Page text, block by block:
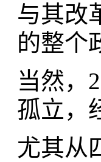
与其改
的整个
当然，
孤立，
尤其从